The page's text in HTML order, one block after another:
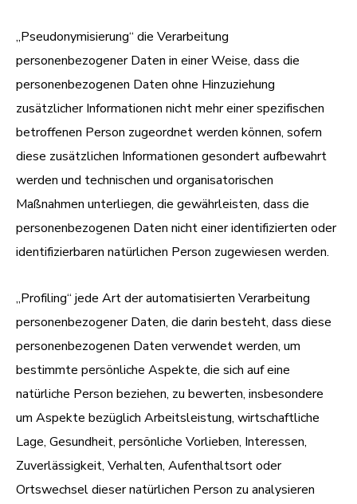
„Pseudonymisierung“ die Verarbeitung
personenbezogener Daten in einer Weise, dass die
personenbezogenen Daten ohne Hinzuziehung
zusätzlicher Informationen nicht mehr einer spezifischen
betroffenen Person zugeordnet werden können, sofern
diese zusätzlichen Informationen gesondert aufbewahrt
werden und technischen und organisatorischen
Maßnahmen unterliegen, die gewährleisten, dass die
personenbezogenen Daten nicht einer identifizierten oder
identifizierbaren natürlichen Person zugewiesen werden.
„Profiling“ jede Art der automatisierten Verarbeitung
personenbezogener Daten, die darin besteht, dass diese
personenbezogenen Daten verwendet werden, um
bestimmte persönliche Aspekte, die sich auf eine
natürliche Person beziehen, zu bewerten, insbesondere
um Aspekte bezüglich Arbeitsleistung, wirtschaftliche
Lage, Gesundheit, persönliche Vorlieben, Interessen,
Zuverlässigkeit, Verhalten, Aufenthaltsort oder
Ortswechsel dieser natürlichen Person zu analysieren